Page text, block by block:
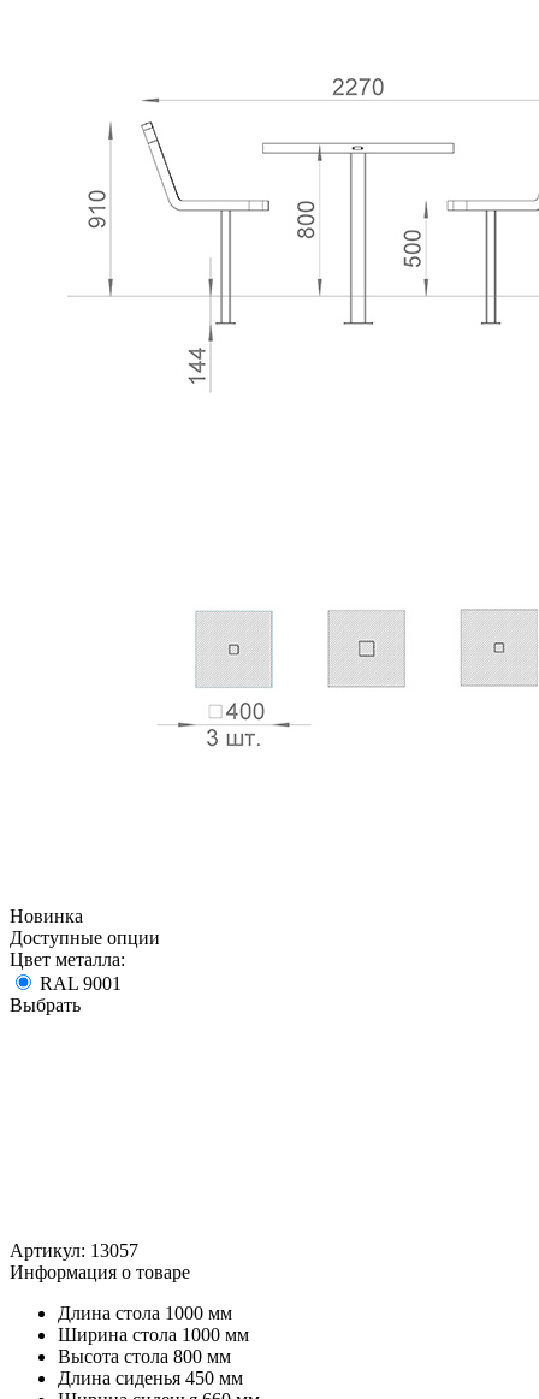
Новинка
Доступные опции
Цвет металла:
RAL 9001
Выбрать
Артикул: 13057
Информация о товаре
Длина стола 1000 мм
Ширина стола 1000 мм
Высота стола 800 мм
Длина сиденья 450 мм